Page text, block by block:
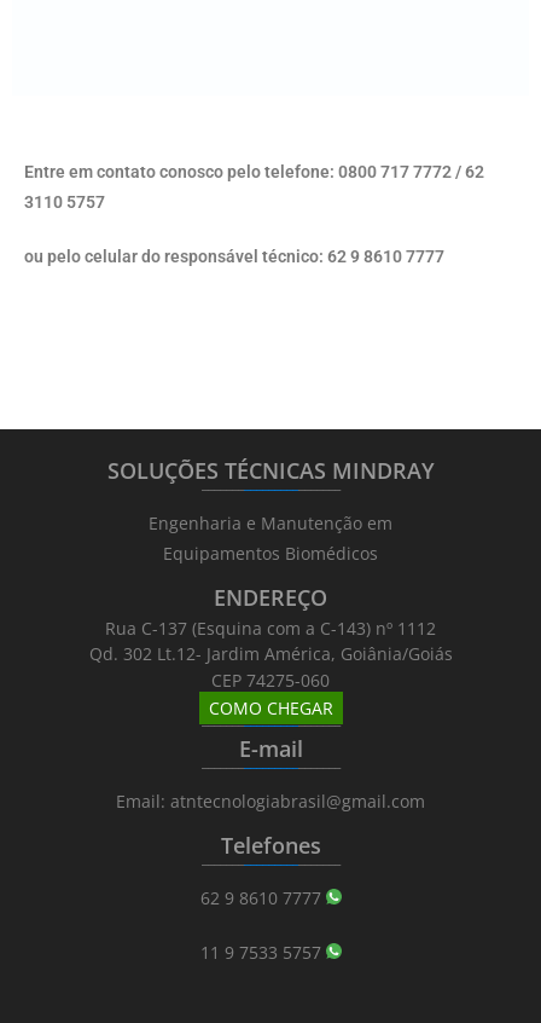
Entre em contato conosco pelo telefone: 0800 717 7772 / 62
3110 5757
ou pelo celular do responsável técnico: 62 9 8610 7777
SOLUÇÕES TÉCNICAS MINDRAY
_______________________
Engenharia e Manutenção em
Equipamentos Biomédicos
ENDEREÇO
Rua C-137 (Esquina com a C-143) nº 1112
Qd. 302 Lt.12- Jardim América, Goiânia/Goiás
CEP 74275-060
COMO CHEGAR
_______________________
E-mail
_______________________
Email: atntecnologiabrasil@gmail.com
Telefones
_______________________
62 9 8610 7777
11 9 7533 5757